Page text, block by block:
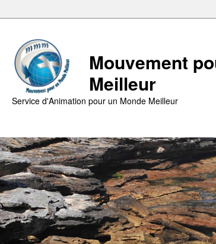
Mouvement
Meilleur
Service d'Animation pour un Monde Meilleur